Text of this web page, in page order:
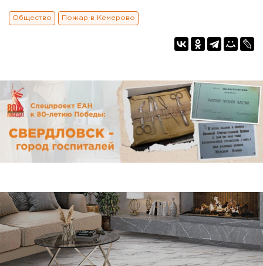
Общество Пожар в Кемерово